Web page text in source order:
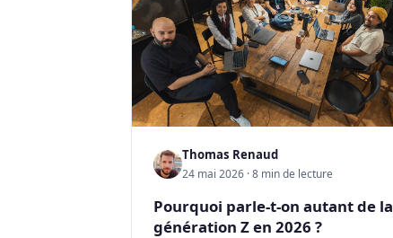
Thomas Renaud
24 mai 2026 · 8 min de lecture
Pourquoi parle-t-on autant de la
génération Z en 2026 ?